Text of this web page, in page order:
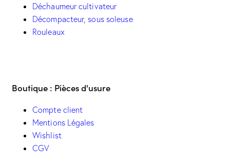
Déchaumeur cultivateur
Décompacteur, sous soleuse
Rouleaux
Boutique : Pièces d'usure
Compte client
Mentions Légales
Wishlist
CGV